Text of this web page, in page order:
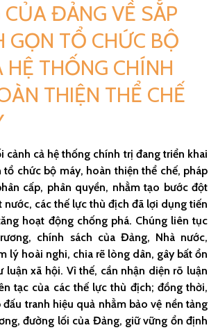
ĐẢNG VỀ SẮP
GỌN TỔ CHỨC BỘ
HỆ THỐNG CHÍNH
THIỆN THỂ CHẾ
cảnh cả hệ thống chính trị đang triển khai
tổ chức bộ máy, hoàn thiện thể chế, pháp
cấp, phân quyền, nhằm tạo bước đột
nước, các thế lực thù địch đã lợi dụng tiến
hoạt động chống phá. Chúng liên tục
chính sách của Đảng, Nhà nước,
lý hoài nghi, chia rẽ lòng dân, gây bất ổn
luận xã hội. Vì thế, cần nhận diện rõ luận
tạc của các thế lực thù địch; đồng thời,
tranh hiệu quả nhằm bảo vệ nền tảng
đường lối của Đảng, giữ vững ổn định